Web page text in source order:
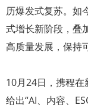
历爆发式复苏。如
式增长新阶段，叠
高质量发展，保持
10月24日，携程在
给出“AI、内容、